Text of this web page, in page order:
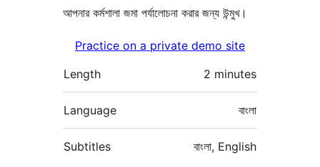
আপনার কর্মশালা জমা পর্যালোচনা করার জন্য উন্মুখ।
Practice on a private demo site
Length
2 minutes
Language বাংলা
Subtitles বাংলা, English